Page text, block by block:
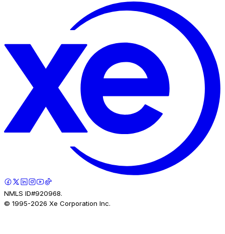
NMLS ID#920968.
© 1995-2026 Xe Corporation Inc.